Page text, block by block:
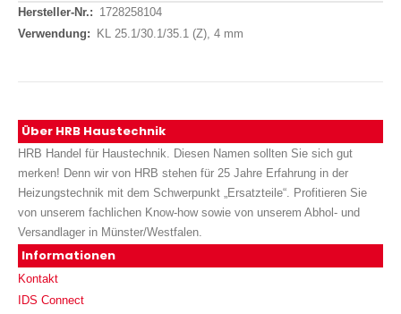
Daten
1728258104
KL 25.1/30.1/35.1 (Z), 4 mm
Über HRB Haustechnik
HRB Handel für Haustechnik. Diesen Namen sollten Sie sich gut
merken! Denn wir von HRB stehen für 25 Jahre Erfahrung in der
Heizungstechnik mit dem Schwerpunkt „Ersatzteile“. Profitieren Sie
von unserem fachlichen Know-how sowie von unserem Abhol- und
Versandlager in Münster/Westfalen.
Informationen
Kontakt
IDS Connect